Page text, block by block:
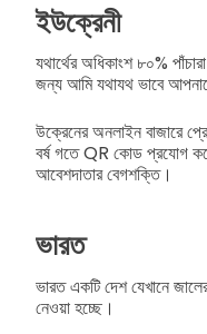
ইউক্রেনী
যথার্থের অধিকাংশ ৮০%
জন্য আমি যথাযথ ভাবে
উক্রেনের অনলাইন বাজারে
বর্ষ গতে QR কোড প্রযোগ
আবেশদাতার বেগশক্তি।
ভারত
ভারত একটি দেশ যেখানে
নেওয়া হচ্ছে।